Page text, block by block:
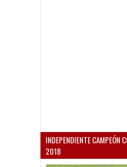
INDEPENDIENTE CAMPEÓN
2018